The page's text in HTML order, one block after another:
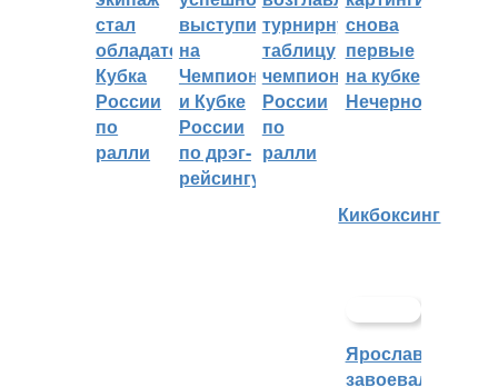
стал
обладателем
Кубка
России
по
ралли
выступили
на
Чемпионате
и Кубке
России
по дрэг-
рейсингу
турнирную
таблицу
чемпионата
России
по
ралли
снова
первые
на кубке
Нечерноземья
Кикбоксинг
Ярославцы
завоевали